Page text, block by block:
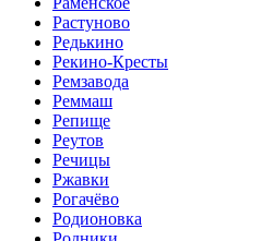
Растуново
Редькино
Рекино-Кресты
Ремзавода
Реммаш
Репище
Реутов
Речицы
Ржавки
Рогачёво
Родионовка